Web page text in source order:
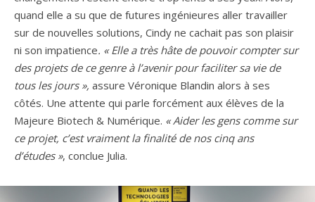
quand elle a su que de futures ingénieures aller travailler
sur de nouvelles solutions, Cindy ne cachait pas son plaisir
ni son impatience. « Elle a très hâte de pouvoir compter sur
des projets de ce genre à l’avenir pour faciliter sa vie de
tous les jours », assure Véronique Blandin alors à ses
côtés. Une attente qui parle forcément aux élèves de la
Majeure Biotech & Numérique. « Aider les gens comme sur
ce projet, c’est vraiment la finalité de nos cinq ans
d’études », conclue Julia.